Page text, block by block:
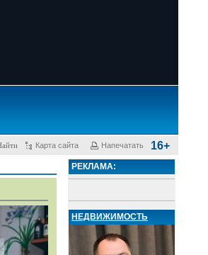
Карта сайта Напечатать 16+
РЕКЛАМА:
НЕДВИЖИМОСТЬ